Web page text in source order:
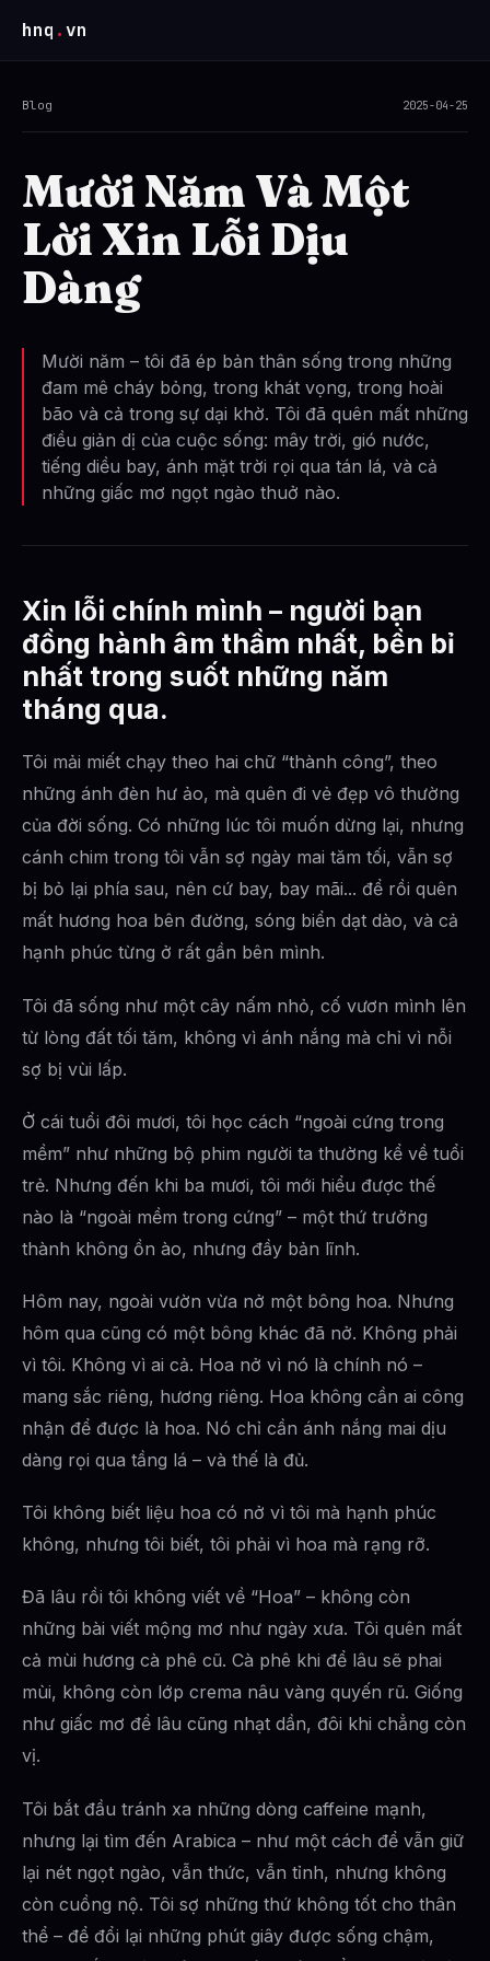
hnq .vn
Blog 2025-04-25
Mười Năm Và Một
Lời Xin Lỗi Dịu
Dàng
Mười năm – tôi đã ép bản thân sống trong những
đam mê cháy bỏng, trong khát vọng, trong hoài
bão và cả trong sự dại khờ. Tôi đã quên mất những
điều giản dị của cuộc sống: mây trời, gió nước,
tiếng diều bay, ánh mặt trời rọi qua tán lá, và cả
những giấc mơ ngọt ngào thuở nào.
Xin lỗi chính mình – người bạn
đồng hành âm thầm nhất, bền bỉ
nhất trong suốt những năm
tháng qua.
Tôi mải miết chạy theo hai chữ “thành công”, theo
những ánh đèn hư ảo, mà quên đi vẻ đẹp vô thường
của đời sống. Có những lúc tôi muốn dừng lại, nhưng
cánh chim trong tôi vẫn sợ ngày mai tăm tối, vẫn sợ
bị bỏ lại phía sau, nên cứ bay, bay mãi... để rồi quên
mất hương hoa bên đường, sóng biển dạt dào, và cả
hạnh phúc từng ở rất gần bên mình.
Tôi đã sống như một cây nấm nhỏ, cố vươn mình lên
từ lòng đất tối tăm, không vì ánh nắng mà chỉ vì nỗi
sợ bị vùi lấp.
Ở cái tuổi đôi mươi, tôi học cách “ngoài cứng trong
mềm” như những bộ phim người ta thường kể về tuổi
trẻ. Nhưng đến khi ba mươi, tôi mới hiểu được thế
nào là “ngoài mềm trong cứng” – một thứ trưởng
thành không ồn ào, nhưng đầy bản lĩnh.
Hôm nay, ngoài vườn vừa nở một bông hoa. Nhưng
hôm qua cũng có một bông khác đã nở. Không phải
vì tôi. Không vì ai cả. Hoa nở vì nó là chính nó –
mang sắc riêng, hương riêng. Hoa không cần ai công
nhận để được là hoa. Nó chỉ cần ánh nắng mai dịu
dàng rọi qua tầng lá – và thế là đủ.
Tôi không biết liệu hoa có nở vì tôi mà hạnh phúc
không, nhưng tôi biết, tôi phải vì hoa mà rạng rỡ.
Đã lâu rồi tôi không viết về “Hoa” – không còn
những bài viết mộng mơ như ngày xưa. Tôi quên mất
cả mùi hương cà phê cũ. Cà phê khi để lâu sẽ phai
mùi, không còn lớp crema nâu vàng quyến rũ. Giống
như giấc mơ để lâu cũng nhạt dần, đôi khi chẳng còn
vị.
Tôi bắt đầu tránh xa những dòng caffeine mạnh,
nhưng lại tìm đến Arabica – như một cách để vẫn giữ
lại nét ngọt ngào, vẫn thức, vẫn tỉnh, nhưng không
còn cuồng nộ. Tôi sợ những thứ không tốt cho thân
thể – để đổi lại những phút giây được sống chậm,